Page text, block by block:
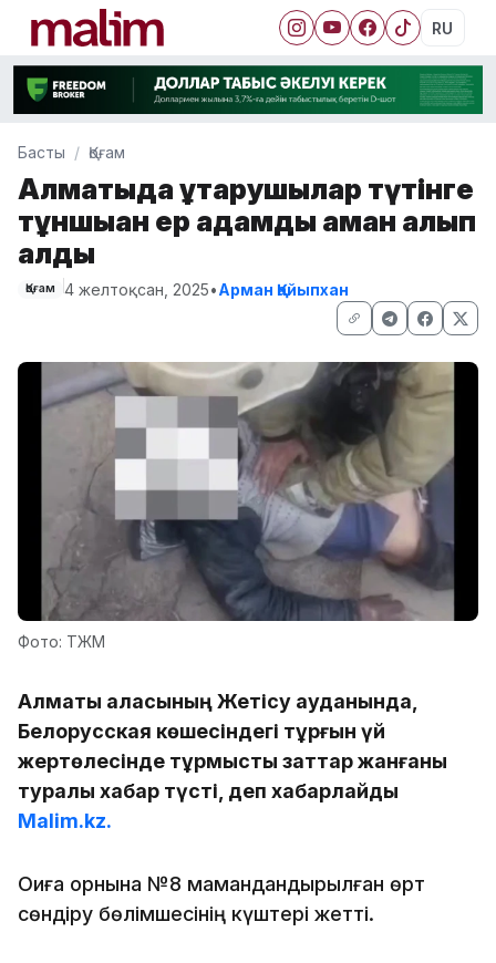
RU
Басты Қоғам
Алматыда құтқарушылар түтінге
тұншыққан ер адамды аман алып
қалды
Қоғам 4 желтоқсан, 2025•Арман Қайыпхан
Фото: ТЖМ
Алматы қаласының Жетісу ауданында,
Белорусская көшесіндегі тұрғын үй
жертөлесінде тұрмыстық заттар жанғаны
туралы хабар түсті, деп хабарлайды
Malim.kz.
Оқиға орнына №8 мамандандырылған өрт
сөндіру бөлімшесінің күштері жетті.